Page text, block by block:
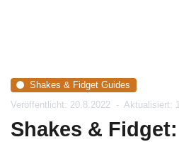
Shakes & Fidget Guides
Veröffentlicht: 20.8.2022 - Aktualisiert:
Shakes &